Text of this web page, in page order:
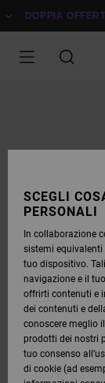
ALLEDOPPIA OFFERTA
SCEGLI
PERSONALI
In collaborazione
sistemi equivalenti
tuo dispositivo.
navigazione e il
offrirti contenuti e
dei contenuti e
conoscere meglio
prodotti dei nostri
tuo consenso
di cookie (ad